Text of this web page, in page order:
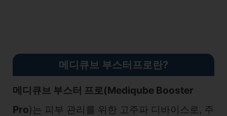
메디큐브 부스터프로란?
메디큐브 부스터 프로(Mediqube Booster
Pro)는 피부 관리를 위한 고주파 디바이스로, 주